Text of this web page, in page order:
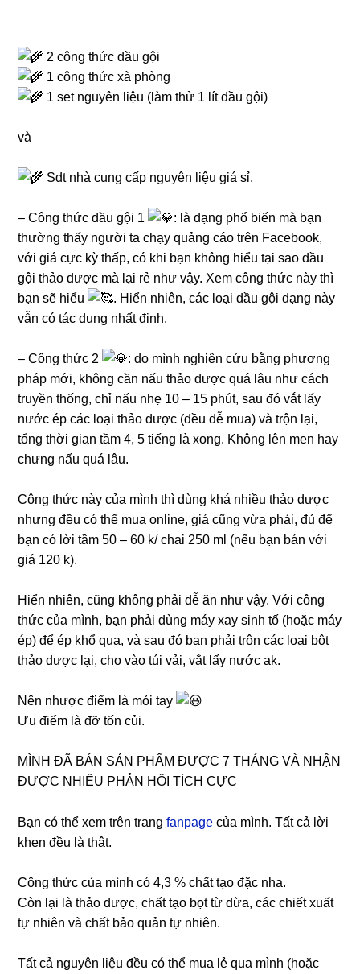
2 công thức dầu gội
1 công thức xà phòng
1 set nguyên liệu (làm thử 1 lít dầu gội)
và
Sdt nhà cung cấp nguyên liệu giá sỉ.
– Công thức dầu gội 1
: là dạng phổ biến mà bạn
thường thấy người ta chạy quảng cáo trên Facebook,
với giá cực kỳ thấp, có khi bạn không hiểu tại sao dầu
gội thảo dược mà lại rẻ như vậy. Xem công thức này thì
bạn sẽ hiểu
. Hiển nhiên, các loại dầu gội dạng này
vẫn có tác dụng nhất định.
– Công thức 2
: do mình nghiên cứu bằng phương
pháp mới, không cần nấu thảo dược quá lâu như cách
truyền thống, chỉ nấu nhẹ 10 – 15 phút, sau đó vắt lấy
nước ép các loại thảo dược (đều dễ mua) và trộn lại,
tổng thời gian tầm 4, 5 tiếng là xong. Không lên men hay
chưng nấu quá lâu.
Công thức này của mình thì dùng khá nhiều thảo dược
nhưng đều có thể mua online, giá cũng vừa phải, đủ để
bạn có lời tầm 50 – 60 k/ chai 250 ml (nếu bạn bán với
giá 120 k).
Hiển nhiên, cũng không phải dễ ăn như vậy. Với công
thức của mình, bạn phải dùng máy xay sinh tố (hoặc máy
ép) để ép khổ qua, và sau đó bạn phải trộn các loại bột
thảo dược lại, cho vào túi vải, vắt lấy nước ak.
Nên nhược điểm là mỏi tay
Ưu điểm là đỡ tốn củi.
MÌNH ĐÃ BÁN SẢN PHẨM ĐƯỢC 7 THÁNG VÀ NHẬN
ĐƯỢC NHIỀU PHẢN HỒI TÍCH CỰC
Bạn có thể xem trên trangfanpage của mình. Tất cả lời
khen đều là thật.
Công thức của mình có 4,3 % chất tạo đặc nha.
Còn lại là thảo dược, chất tạo bọt từ dừa, các chiết xuất
tự nhiên và chất bảo quản tự nhiên.
Tất cả nguyên liệu đều có thể mua lẻ qua mình (hoặc